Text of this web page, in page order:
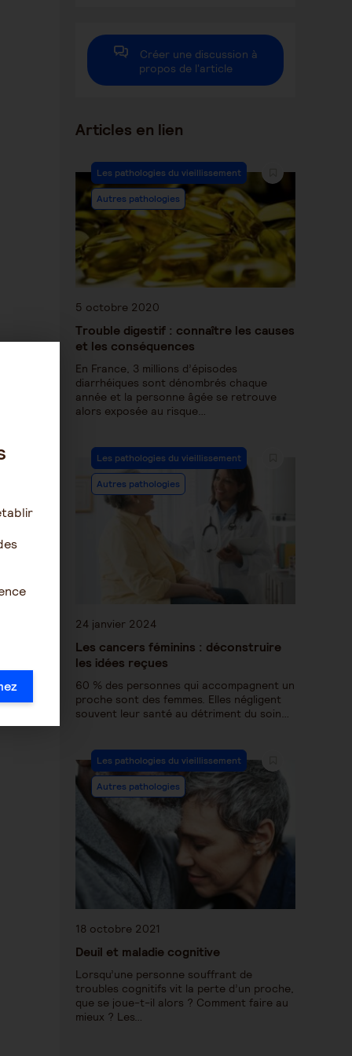
Créer une discussion à
propos de l'article
Articles en lien
Les pathologies du vieillissement
Autres pathologies
5 octobre 2020
Trouble digestif : connaître les causes
et les conséquences
En France, 3 millions d’épisodes
diarrhéiques sont dénombrés chaque
année et la personne âgée se retrouve
alors exposée au risque…
Les pathologies du vieillissement
Autres pathologies
24 janvier 2024
Les cancers féminins : déconstruire
les idées reçues
60 % des personnes qui accompagnent un
proche sont des femmes. Elles négligent
souvent leur santé au détriment du soin…
Les pathologies du vieillissement
Autres pathologies
18 octobre 2021
Deuil et maladie cognitive
Lorsqu’une personne souffrant de
troubles cognitifs vit la perte d’un proche,
que se joue-t-il alors ? Comment faire au
mieux ? Les…